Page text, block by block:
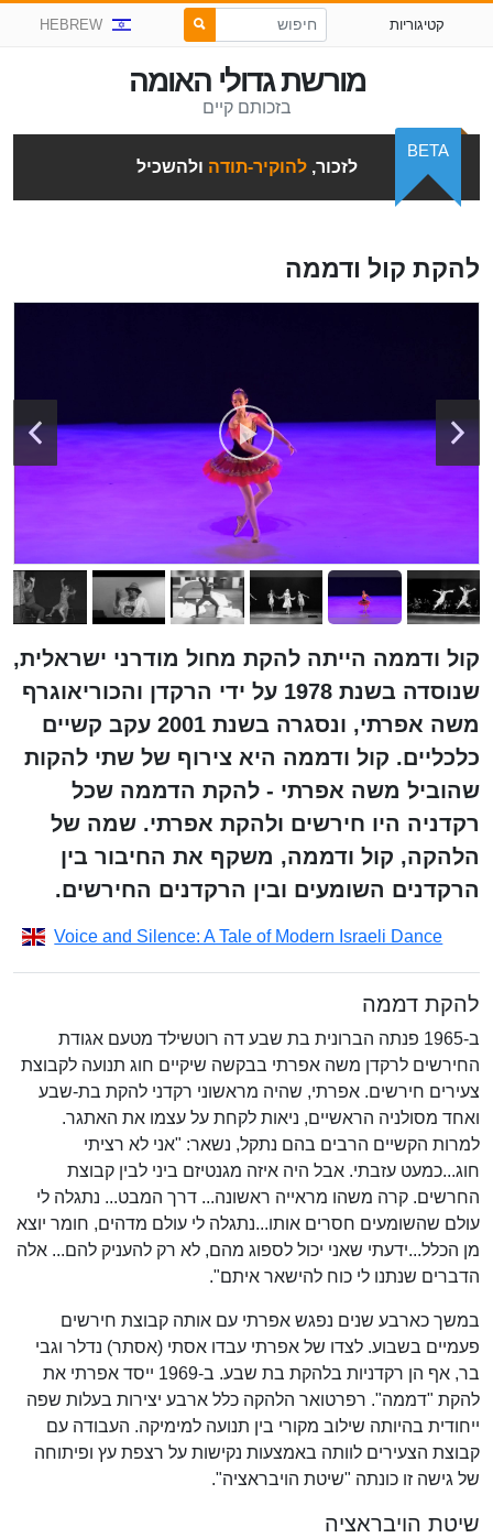
קטיגוריות HEBREW
מורשת גדולי האומה
בזכותם קיים
לזכור,להוקיר-תודה ולהשכיל
BETA
להקת קול ודממה
קול ודממה הייתה להקת מחול מודרני ישראלית,
שנוסדה בשנת 1978 על ידי הרקדן והכוריאוגרף
משה אפרתי, ונסגרה בשנת 2001 עקב קשיים
כלכליים. קול ודממה היא צירוף של שתי להקות
שהוביל משה אפרתי - להקת הדממה שכל
רקדניה היו חירשים ולהקת אפרתי. שמה של
הלהקה, קול ודממה, משקף את החיבור בין
הרקדנים השומעים ובין הרקדנים החירשים.
Voice and Silence: A Tale of Modern Israeli Dance
להקת דממה
ב-1965 פנתה הברונית בת שבע דה רוטשילד מטעם אגודת
החירשים לרקדן משה אפרתי בבקשה שיקיים חוג תנועה לקבוצת
צעירים חירשים. אפרתי, שהיה מראשוני רקדני להקת בת-שבע
ואחד מסולניה הראשיים, ניאות לקחת על עצמו את האתגר.
למרות הקשיים הרבים בהם נתקל, נשאר: "אני לא רציתי
חוג...כמעט עזבתי. אבל היה איזה מגנטיזם ביני לבין קבוצת
החרשים. קרה משהו מראייה ראשונה... דרך המבט... נתגלה לי
עולם שהשומעים חסרים אותו...נתגלה לי עולם מדהים, חומר יוצא
מן הכלל...ידעתי שאני יכול לספוג מהם, לא רק להעניק להם... אלה
הדברים שנתנו לי כוח להישאר איתם".
במשך כארבע שנים נפגש אפרתי עם אותה קבוצת חירשים
פעמיים בשבוע. לצדו של אפרתי עבדו אסתי (אסתר) נדלר וגבי
בר, אף הן רקדניות בלהקת בת שבע. ב-1969 ייסד אפרתי את
להקת "דממה". רפרטואר הלהקה כלל ארבע יצירות בעלות שפה
ייחודית בהיותה שילוב מקורי בין תנועה למימיקה. העבודה עם
קבוצת הצעירים לוותה באמצעות נקישות על רצפת עץ ופיתוחה
של גישה זו כונתה "שיטת הויבראציה".
שיטת הויבראציה